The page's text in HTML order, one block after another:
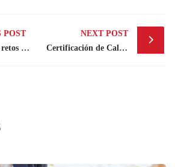
POST
Convirtiendo retos en oportunidades con el Mapa de Priorización de Riesgos Reputacionales para RD de LLYC
NEXT POST
Certificación de Calidad: Un instrumento clave para la competitividad empresarial